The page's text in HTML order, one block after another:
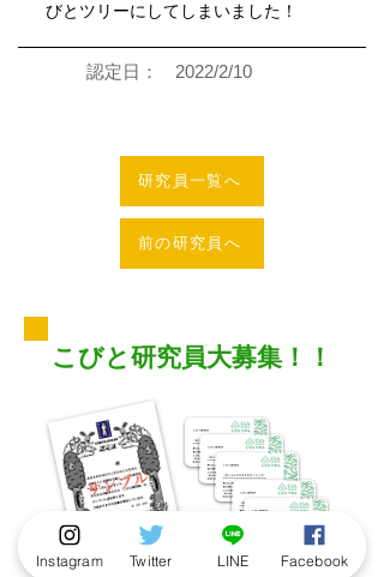
びとツリーにしてしまいました！
認定日： 2022/2/10
研究員一覧へ
前の研究員へ
こびと研究員大募集！！
Instagram Twitter LINE Facebook